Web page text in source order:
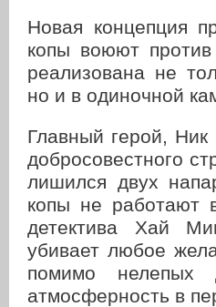
Новая концепция
копы воюют
реализована не
но и в одиночной
Главный герой,
добросовестного
лишился двух
копы не работают
детектива Хай
убивает любое
помимо
атмосферность в